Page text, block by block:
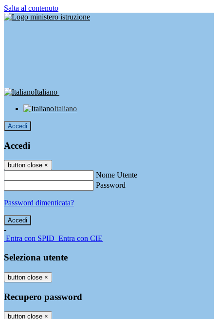
Salta al contenuto
Italiano
Italiano
Accedi
Accedi
button close ×
Nome Utente
Password
Password dimenticata?
-
Entra con SPID Entra con CIE
Seleziona utente
button close ×
Recupero password
button close ×